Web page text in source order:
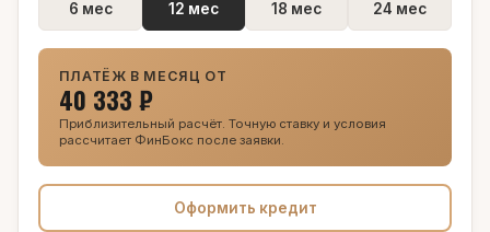
6 мес 12 мес 18 мес 24 мес
ПЛАТЁЖ В МЕСЯЦ ОТ
40 333 ₽
Приблизительный расчёт. Точную ставку и условия
рассчитает ФинБокс после заявки.
Оформить кредит